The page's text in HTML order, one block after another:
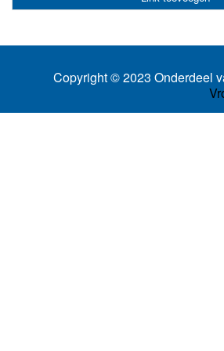
Copyright © 2023 Onderdeel